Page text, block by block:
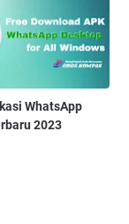
WhatsApp
2023